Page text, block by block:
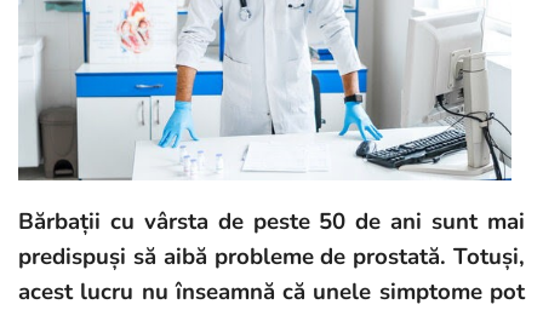
Bărbații cu vârsta de peste 50 de ani sunt mai
predispuși să aibă probleme de prostată. Totuși,
acest lucru nu înseamnă că unele simptome pot